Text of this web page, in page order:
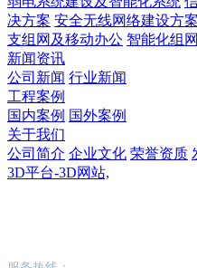
决方案 安全无线网络建设方案
支组网及移动办公 智能化组
新闻资讯
公司新闻 行业新闻
工程案例
国内案例 国外案例
关于我们
公司简介 企业文化 荣誉资质
3D平台-3D网站,